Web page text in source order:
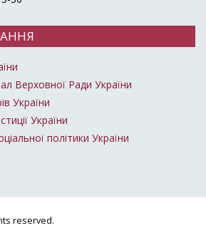
Верховної Ради України
України
України
політики України
reserved.